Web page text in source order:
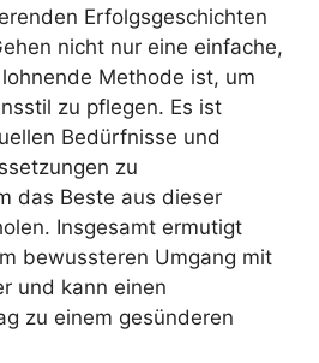
Erfolgsgeschichten
nicht nur eine einfache,
Methode ist, um
zu pflegen. Es ist
Bedürfnisse und
zu
das Beste aus dieser
Insgesamt ermutigt
bewussteren Umgang mit
und kann einen
zu einem gesünderen